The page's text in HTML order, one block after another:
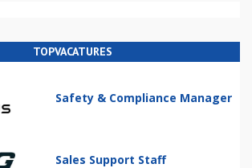
TOPVACATURES
Safety & Compliance Manager
Sales Support Staff